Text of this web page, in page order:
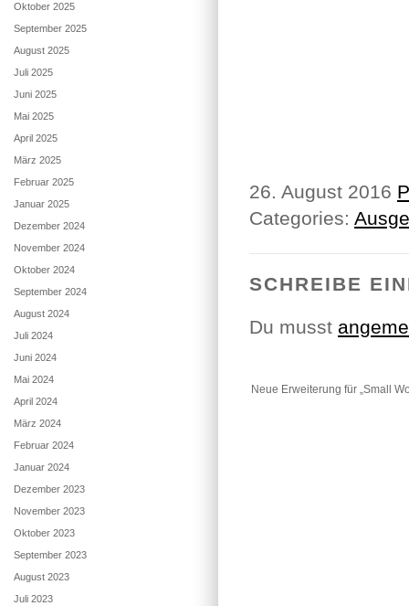
26. August 2016
Categories:
SCHREIBE
Du musst
Neue Erweiterung für „Small
Oktober 2025
September 2025
August 2025
Juli 2025
Juni 2025
Mai 2025
April 2025
März 2025
Februar 2025
Januar 2025
Dezember 2024
November 2024
Oktober 2024
September 2024
August 2024
Juli 2024
Juni 2024
Mai 2024
April 2024
März 2024
Februar 2024
Januar 2024
Dezember 2023
November 2023
Oktober 2023
September 2023
August 2023
Juli 2023